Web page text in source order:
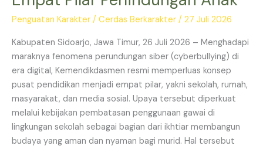
Penguatan Karakter / Cerdas Berkarakter / 27 Juli 2026
Kabupaten Sidoarjo, Jawa Timur, 26 Juli 2026 – Menghadapi
maraknya fenomena perundungan siber (cyberbullying) di
era digital, Kemendikdasmen resmi memperluas konsep
pusat pendidikan menjadi empat pilar, yakni sekolah, rumah,
masyarakat, dan media sosial. Upaya tersebut diperkuat
melalui kebijakan pembatasan penggunaan gawai di
lingkungan sekolah sebagai bagian dari ikhtiar membangun
budaya yang aman dan nyaman bagi murid. Hal tersebut